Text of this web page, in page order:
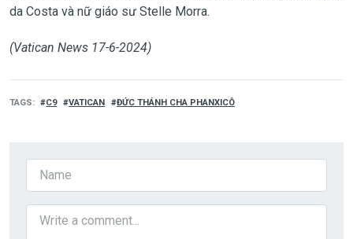
da Costa và nữ giáo sư Stelle Morra.
(Vatican News 17-6-2024)
TAGS C9 VATICAN ĐỨC THÁNH CHA PHANXICÔ